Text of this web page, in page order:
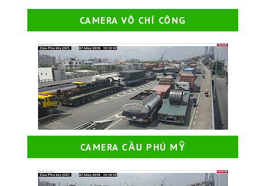
CAMERA VÕ CHÍ CÔNG
CAMERA CẦU PHÚ MỸ